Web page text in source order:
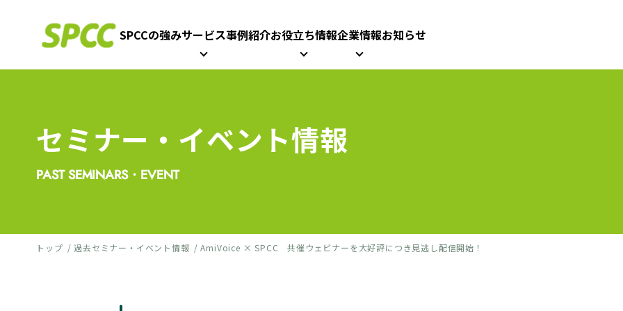
SPCCの強みサービス事例紹介お役立ち情報企業情報お知らせ
セミナー・イベント情報
PAST SEMINARS・EVENT
トップ 過去セミナー・イベント情報 AmiVoice × SPCC 共催ウェビナーを大好評につき見逃し配信開始！